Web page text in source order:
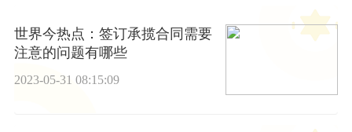
世界今热点：签订承揽合同需要
注意的问题有哪些
2023-05-31 08:15:09